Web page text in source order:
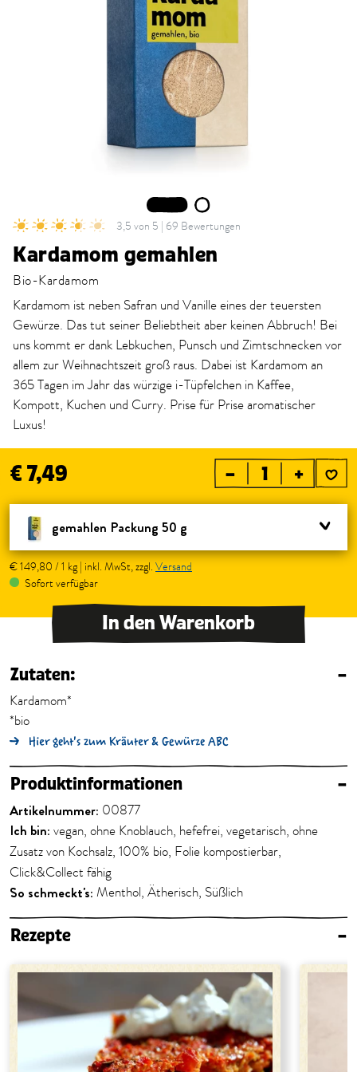
2
3,5 von 5 | 69 Bewertungen
Kardamom gemahlen
Bio-Kardamom
Kardamom ist neben Safran und Vanille eines der teuersten
Gewürze. Das tut seiner Beliebtheit aber keinen Abbruch! Bei
uns kommt er dank Lebkuchen, Punsch und Zimtschnecken vor
allem zur Weihnachtszeit groß raus. Dabei ist Kardamom an
365 Tagen im Jahr das würzige i-Tüpfelchen in Kaffee,
Kompott, Kuchen und Curry. Prise für Prise aromatischer
Luxus!
€ 7,49 – +
gemahlen Packung 50 g
€ 149,80 / 1 kg | inkl. MwSt, zzgl. Versand
Sofort verfügbar
In den Warenkorb
Zutaten: –
Kardamom*
*bio
Hier geht's zum Kräuter & Gewürze ABC
Produktinformationen –
Artikelnummer: 00877
Ich bin: vegan, ohne Knoblauch, hefefrei, vegetarisch, ohne
Zusatz von Kochsalz, 100% bio, Folie kompostierbar,
Click&Collect fähig
So schmeckt's: Menthol, Ätherisch, Süßlich
Rezepte –